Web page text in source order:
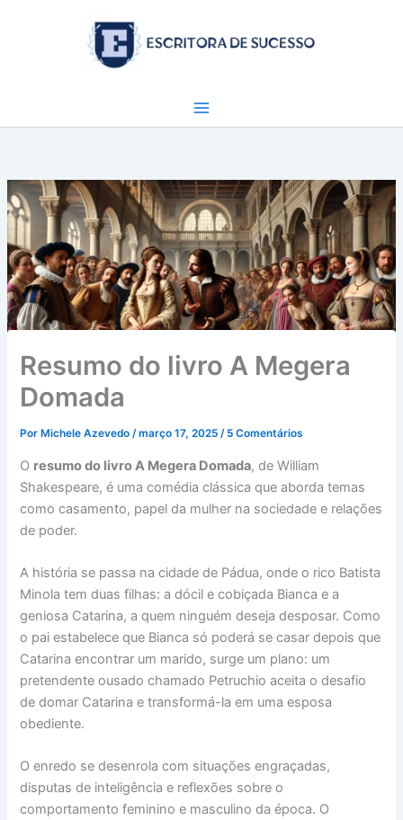
Resumo do livro A Megera
Domada
Por Michele Azevedo/março 17, 2025/ 5 Comentários
O resumo do livro A Megera Domada, de William
Shakespeare, é uma comédia clássica que aborda temas
como casamento, papel da mulher na sociedade e relações
de poder.
A história se passa na cidade de Pádua, onde o rico Batista
Minola tem duas filhas: a dócil e cobiçada Bianca e a
geniosa Catarina, a quem ninguém deseja desposar. Como
o pai estabelece que Bianca só poderá se casar depois que
Catarina encontrar um marido, surge um plano: um
pretendente ousado chamado Petruchio aceita o desafio
de domar Catarina e transformá-la em uma esposa
obediente.
O enredo se desenrola com situações engraçadas,
disputas de inteligência e reflexões sobre o
comportamento feminino e masculino da época. O